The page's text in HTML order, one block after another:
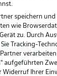
speichern
wie
zu. Durch
Tracking-
aufgeführten
Widerruf Ihrer